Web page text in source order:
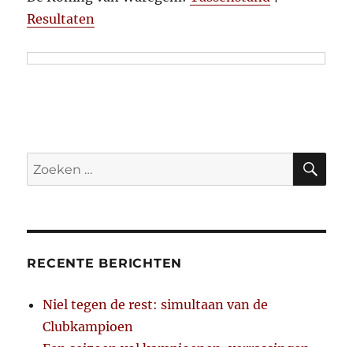
Resultaten
Zoeken
naar:
RECENTE BERICHTEN
Niel tegen de rest: simultaan van de
Clubkampioen